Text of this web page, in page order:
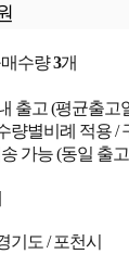
수량3개
출고 (평균출고
량별비례 적용 /
가능 (동일 출
기도 / 포천시